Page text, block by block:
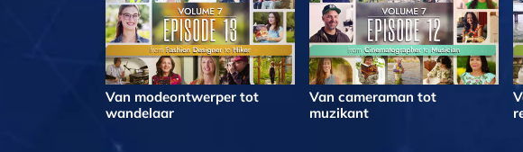
Van modeontwerper tot
wandelaar
Van cameraman tot
muzikant